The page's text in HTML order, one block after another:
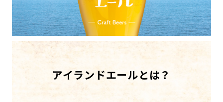
アイランドエールとは？